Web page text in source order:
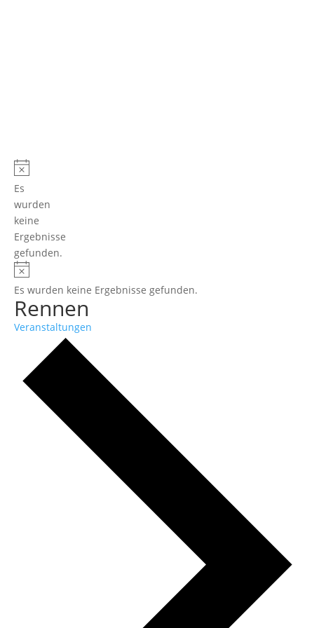
Es
wurden
keine
Ergebnisse
gefunden.
Es wurden keine Ergebnisse gefunden.
Rennen
Veranstaltungen